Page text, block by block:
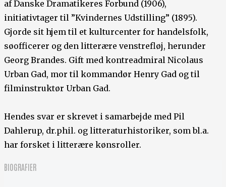
af Danske Dramatikeres Forbund (1906),
initiativtager til ”Kvindernes Udstilling” (1895).
Gjorde sit hjem til et kulturcenter for handelsfolk,
søofficerer og den litterære venstrefløj, herunder
Georg Brandes. Gift med kontreadmiral Nicolaus
Urban Gad, mor til kommandør Henry Gad og til
filminstruktør Urban Gad.
Hendes svar er skrevet i samarbejde med Pil
Dahlerup, dr.phil. og litteraturhistoriker, som bl.a.
har forsket i litterære kønsroller.
BIOGRAFIER